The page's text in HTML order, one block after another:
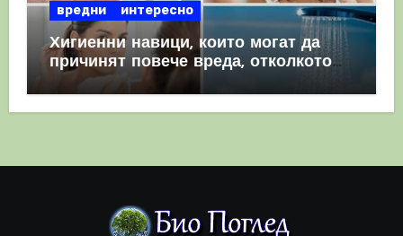
вредни интересно
Хигиенни навици, които могат да
причинят повече вреда, отколкото
полза